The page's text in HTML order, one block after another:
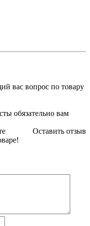
вас вопрос по товару
обязательно вам
Оставить отзыв